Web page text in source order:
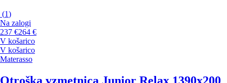
(1)
Na zalogi
237 €264 €
V košarico
V košarico
Materasso